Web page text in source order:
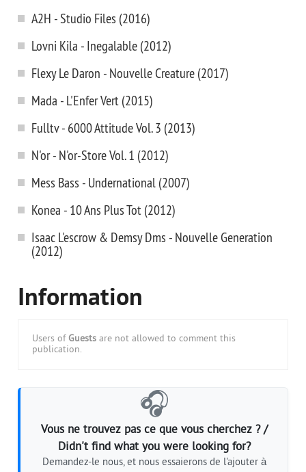
A2H - Studio Files (2016)
Lovni Kila - Inegalable (2012)
Flexy Le Daron - Nouvelle Creature (2017)
Mada - L'Enfer Vert (2015)
Fulltv - 6000 Attitude Vol. 3 (2013)
N'or - N'or-Store Vol. 1 (2012)
Mess Bass - Undernational (2007)
Konea - 10 Ans Plus Tot (2012)
Isaac L'escrow & Demsy Dms - Nouvelle Generation
(2012)
Information
Users of Guests are not allowed to comment this
publication.
🎧
Vous ne trouvez pas ce que vous cherchez ? /
Didn't find what you were looking for?
Demandez-le nous, et nous essaierons de l'ajouter à